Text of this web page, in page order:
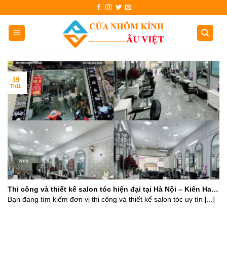
content
Thi công và thiết kế salon tóc hiện đại tại Hà Nội – Kiên Hair
Design
Bạn đang tìm kiếm đơn vị thi công và thiết kế salon tóc uy tín [...]
19
Th11